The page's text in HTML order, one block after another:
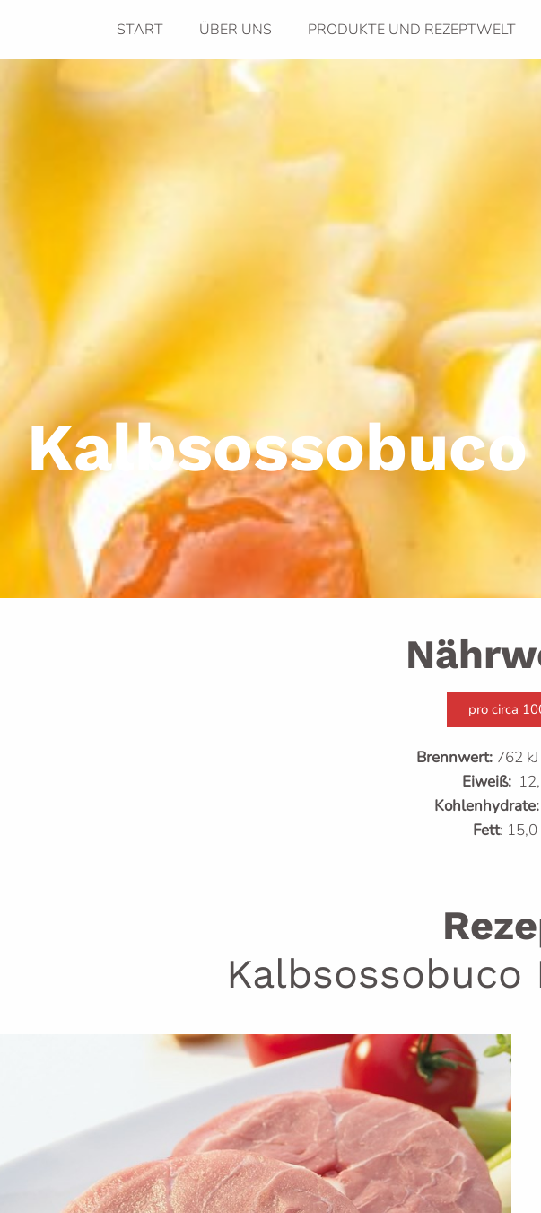
START ÜBER UNS PRODUKTE UND REZEPTWELT
Kalbsossobuco
pro circa
Brennwert:762
Eiweiß:
Kohlenhydrate:
Fett: 15,0
Kalbsossobuco